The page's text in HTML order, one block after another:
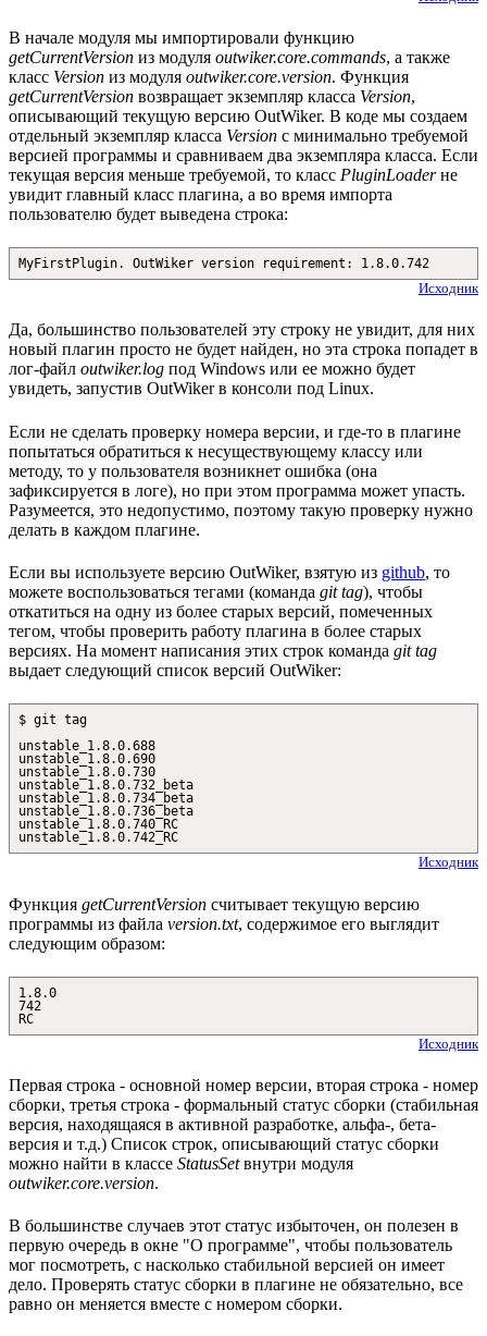
В начале модуля мы импортировали функцию
getCurrentVersion из модуля outwiker.core.commands, а также
класс Version из модуля outwiker.core.version. Функция
getCurrentVersion возвращает экземпляр класса Version,
описывающий текущую версию OutWiker. В коде мы создаем
отдельный экземпляр класса Version с минимально требуемой
версией программы и сравниваем два экземпляра класса. Если
текущая версия меньше требуемой, то класс PluginLoaderне
увидит главный класс плагина, а во время импорта
пользователю будет выведена строка:
MyFirstPlugin. OutWiker version requirement: 1.8.0.742
Исходник
Да, большинство пользователей эту строку не увидит, для них
новый плагин просто не будет найден, но эта строка попадет в
лог-файл outwiker.log под Windows или ее можно будет
увидеть, запустив OutWiker в консоли под Linux.
Если не сделать проверку номера версии, и где-то в плагине
попытаться обратиться к несуществующему классу или
методу, то у пользователя возникнет ошибка (она
зафиксируется в логе), но при этом программа может упасть.
Разумеется, это недопустимо, поэтому такую проверку нужно
делать в каждом плагине.
Если вы используете версию OutWiker, взятую из github, то
можете воспользоваться тегами (команда git tag), чтобы
откатиться на одну из более старых версий, помеченных
тегом, чтобы проверить работу плагина в более старых
версиях. На момент написания этих строк команда git tag
выдает следующий список версий OutWiker:
$ git tag
unstable_1.8.0.688
unstable_1.8.0.690
unstable_1.8.0.730
unstable_1.8.0.732_beta
unstable_1.8.0.734_beta
unstable_1.8.0.736_beta
unstable_1.8.0.740_RC
unstable_1.8.0.742_RC
Исходник
Функция getCurrentVersion считывает текущую версию
программы из файла version.txt, содержимое его выглядит
следующим образом:
1.8.0
742
RC
Исходник
Первая строка - основной номер версии, вторая строка - номер
сборки, третья строка - формальный статус сборки (стабильная
версия, находящаяся в активной разработке, альфа-, бета-
версия и т.д.) Список строк, описывающий статус сборки
можно найти в классе StatusSetвнутри модуля
outwiker.core.version.
В большинстве случаев этот статус избыточен, он полезен в
первую очередь в окне "О программе", чтобы пользователь
мог посмотреть, с насколько стабильной версией он имеет
дело. Проверять статус сборки в плагине не обязательно, все
равно он меняется вместе с номером сборки.